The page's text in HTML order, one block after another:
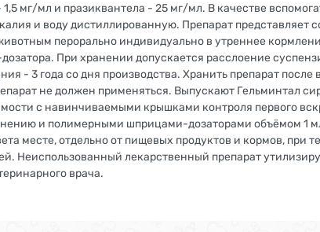
мг/мл и празиквантела - 25 мг/мл. В качестве
и воду дистиллированную. Препарат представляет
перорально индивидуально в утреннее
При хранении допускается расслоение
- 3 года со дня производства. Хранить препарат
не должен применяться. Выпускают Гельминтал
с навинчиваемыми крышками контроля первого
и полимерными шприцами-дозаторами объёмом 1
месте, отдельно от пищевых продуктов и кормов, при
Неиспользованный лекарственный препарат
врача.